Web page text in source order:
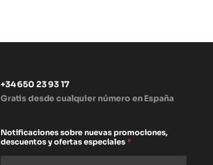
+34 650 23 93 17
Gratis desde cualquier número en España
Notificaciones sobre nuevas promociones,
descuentos y ofertas especiales*